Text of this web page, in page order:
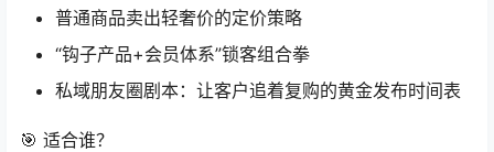
普通商品卖出轻奢价的定价策略
“钩子产品+会员体系”锁客组合拳
私域朋友圈剧本：让客户追着复购的黄金发布时间表
🎯 适合谁？